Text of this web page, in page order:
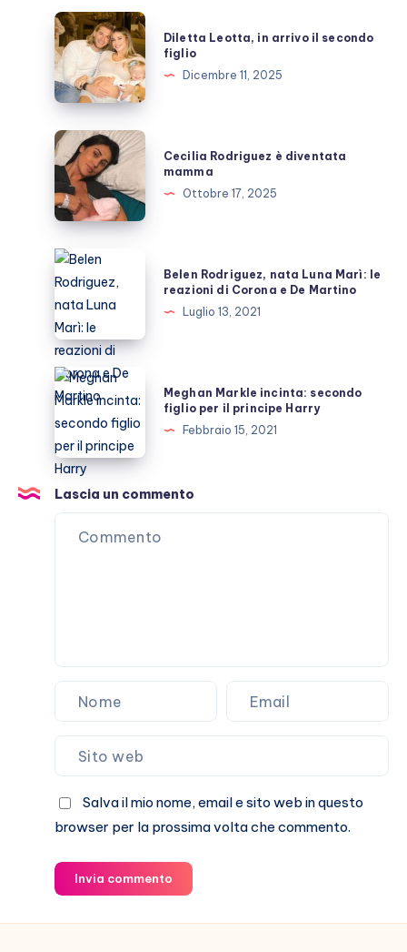
Diletta
Leotta,
in
arrivo
secondo
figlio
Diletta Leotta, in arrivo il secondo
figlio
Dicembre 11, 2025
Cecilia
Rodriguez
diventata
mamma
Cecilia Rodriguez è diventata
mamma
Ottobre 17, 2025
Belen
Rodriguez,
nata
Luna
Marì:
le
reazioni
di
Corona
e
De
Martino
Belen Rodriguez, nata Luna Marì: le
reazioni di Corona e De Martino
Luglio 13, 2021
Meghan
Markle
incinta:
secondo
figlio
per
il
principe
Meghan Markle incinta: secondo
figlio per il principe Harry
Febbraio 15, 2021
Lascia un commento
Salva il mio nome, email e sito web in questo
browser per la prossima volta che commento.
Invia commento